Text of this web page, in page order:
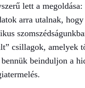
lett a
arra utalnak,
csillagok, amelyek
beinduljon a